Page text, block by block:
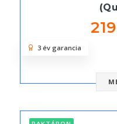
3 év garancia